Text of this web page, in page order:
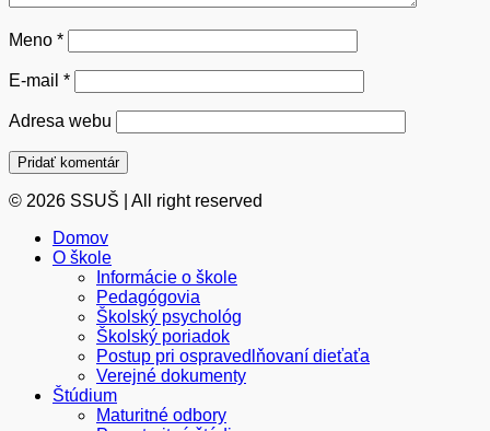
Meno *
E-mail *
Adresa webu
© 2026 SSUŠ | All right reserved
Domov
O škole
Informácie o škole
Pedagógovia
Školský psychológ
Školský poriadok
Postup pri ospravedlňovaní dieťaťa
Verejné dokumenty
Štúdium
Maturitné odbory